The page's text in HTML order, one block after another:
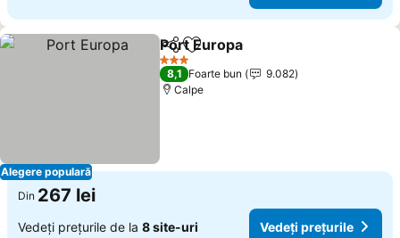
Alegere populară
DistribuițiAdăugaţi la favorite
Port Europa
3 Stele
8,1 Foarte bun
9.082
Calpe
Din 267 lei
Vedeți prețurile de la 8 site-uri Vedeți prețurile